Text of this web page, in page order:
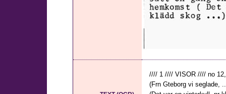
//// 1 //// VISOR //// no
(Frn Gteborg vi seglade,